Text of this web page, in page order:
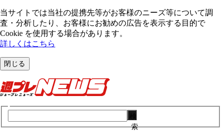
当サイトでは当社の提携先等がお客様のニーズ等について調
査・分析したり、お客様にお勧めの広告を表⽰する⽬的で
Cookie を使⽤する場合があります。
詳しくはこちら
閉じる
索